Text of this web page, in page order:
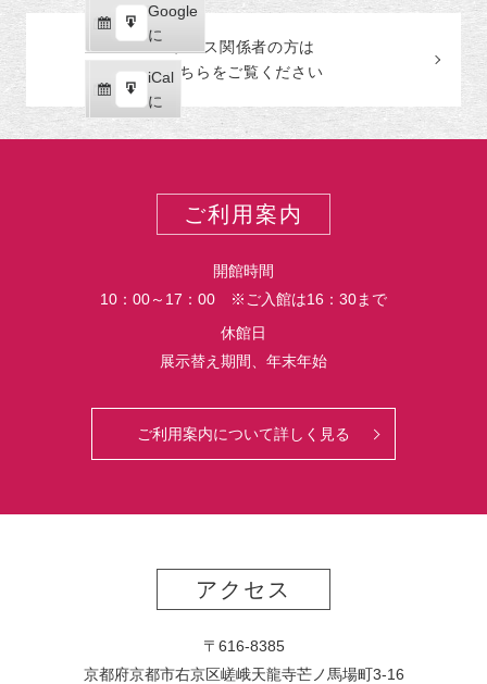
冲
激
レ
な
リ
ー
Google
で
購
読
iCal
で
購
読
Google
に
エ
ク
ス
ポ
iCal
に
エ
ク
プレス関係者の方は
こちらをご覧ください
ご利用案内
開館時間
10：00～17：00 ※ご入館は16：30まで
休館日
展示替え期間、年末年始
ご利用案内について詳しく見る
アクセス
〒616-8385
京都府京都市右京区嵯峨天龍寺芒ノ馬場町3-16